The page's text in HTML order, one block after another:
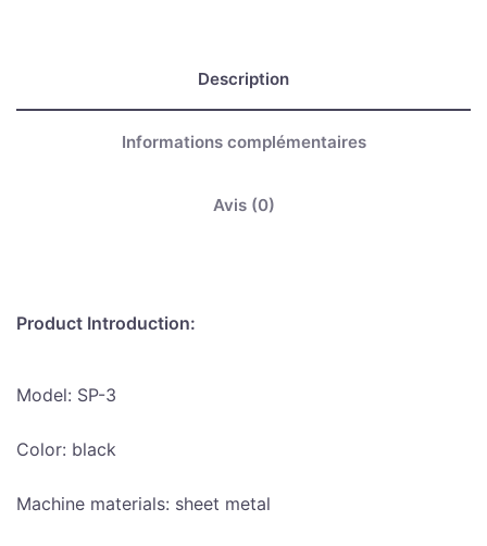
Description
Informations complémentaires
Avis (0)
Product Introduction:
Model: SP-3
Color: black
Machine materials: sheet metal